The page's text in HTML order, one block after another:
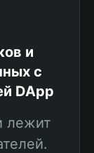
и
с
DApp
лежит